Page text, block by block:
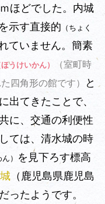
ほどでした。内城
を示す直接的 （ちょく
ていません。簡素
ほうけいかん）
（室町時
四角形の館です）
と
出てきたことで、
に、交通の利便性
ては、清水城の時
）
を見下ろす標高
（鹿児島県鹿児島
ったようです。